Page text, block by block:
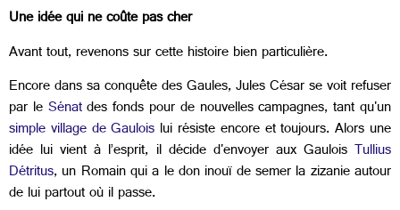
Une idée qui ne coûte pas cher
Avant tout, revenons sur cette histoire bien particulière.
Encore dans sa conquête des Gaules, Jules César se voit refuser
par leSénatdes fonds pour de nouvelles campagnes, tant qu'un
simple village de Gaulois lui résiste encore et toujours. Alors une
idée lui vient à l’esprit, il décide d'envoyer aux Gaulois Tullius
Détritus, un Romain qui a le don inouï de semer la zizanie autour
de lui partout où il passe.